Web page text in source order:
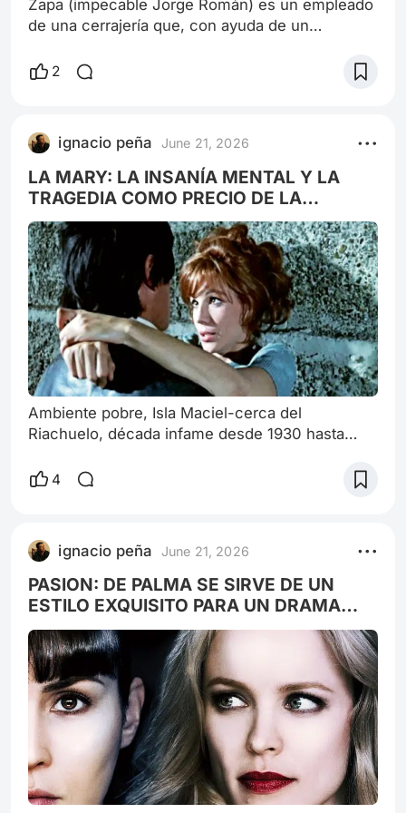
Zapa (impecable Jorge Román) es un empleado
de una cerrajería que, con ayuda de un
ingresa en la Policía de la Provincia de Buenos
delatado por un delito que no queda del todo
claro). Filmada con una composición de fuertes
contrastes entre luces cálidas y una oscur
2
ignacio peña June 21, 2026
LA MARY: LA INSANÍA MENTAL Y LA
TRAGEDIA COMO PRECIO DE LA
SUPERSTICIÓN
Ambiente pobre, Isla Maciel-cerca del
Riachuelo, década infame desde 1930 hasta
ascenso del fascismo elitista al poder, tras la
anarquista de los obreros que pedian menos
horas y mejores sueldos. En el entorno humilde
vive Mary ( Gabriela Toscano de niña y Susana
Giménez
4
ignacio peña June 21, 2026
PASION: DE PALMA SE SIRVE DE UN
ESTILO EXQUISITO PARA UN DRAMA
MUY POBRE.